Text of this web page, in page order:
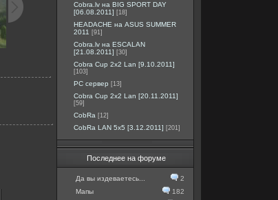
Cobra.lv на BIG SPORT DAY
[06.08.2011] [18]
HEADACHE на ASUS SUMMER
2011 [91]
Cobra.lv на ESCALAN
[21.08.2011] [30]
Cobra Cup 2x2 Lan [9.10.2011]
[103]
PC сервер [13]
Cobra Cup 2x2 Lan [20.11.2011]
[59]
CobRa [12]
CobRa LAN 5x5 [3.12.2011] [201]
Последнее на форуме
Да вы издеваетесь...
2
Мапы
182